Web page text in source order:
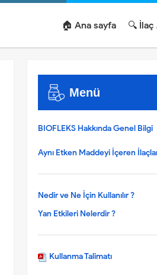
🔍 İlaç
🏠 Ana sayfa
Menü
BIOFLEKS Hakkında Genel Bilgi
Aynı Etken Maddeyi İçeren
Nedir ve Ne İçin Kullanılır ?
Yan Etkileri Nelerdir ?
Kullanma Talimatı